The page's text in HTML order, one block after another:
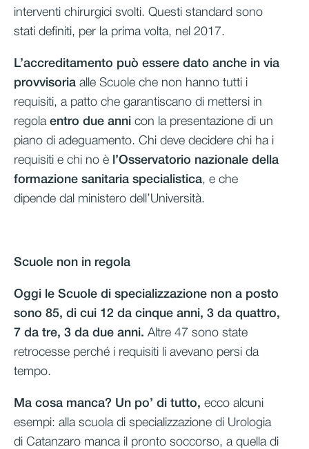
interventi chirurgici svolti. Questi standard sono
stati definiti, per la prima volta, nel 2017.
L’accreditamento può essere dato anche in via
provvisoria alle Scuole che non hanno tutti i
requisiti, a patto che garantiscano di mettersi in
regola entro due anni con la presentazione di un
piano di adeguamento. Chi deve decidere chi ha i
requisiti e chi no è
l’Osservatorio nazionale della
formazione sanitaria specialistica, e che
dipende dal ministero dell’Università.
Scuole non in regola
Oggi le Scuole di specializzazione non a posto
sono 85, di cui 12 da cinque anni, 3 da quattro,
7 da tre, 3 da due anni. Altre 47 sono state
retrocesse perché i requisiti li avevano persi da
tempo.
Ma cosa manca? Un po’ di tutto, ecco alcuni
esempi: alla scuola di specializzazione di Urologia
di Catanzaro manca il pronto soccorso, a quella di